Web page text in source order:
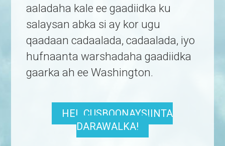
aaladaha kale ee gaadiidka ku
salaysan abka si ay kor ugu
qaadaan cadaalada, cadaalada, iyo
hufnaanta warshadaha gaadiidka
gaarka ah ee Washington.
HEL CUSBOONAYSIINTA
DARAWALKA!